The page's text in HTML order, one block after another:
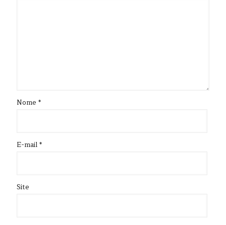
Nome *
E-mail*
Site